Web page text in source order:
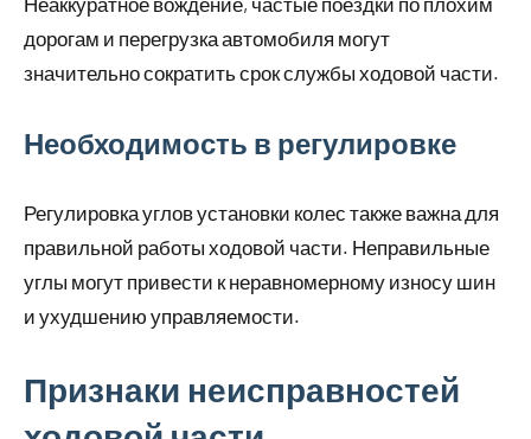
дорогам и перегрузка автомобиля могут
значительно сократить срок службы ходовой части.
Необходимость в регулировке
Регулировка углов установки колес также важна для
правильной работы ходовой части. Неправильные
углы могут привести к неравномерному износу шин
и ухудшению управляемости.
Признаки неисправностей